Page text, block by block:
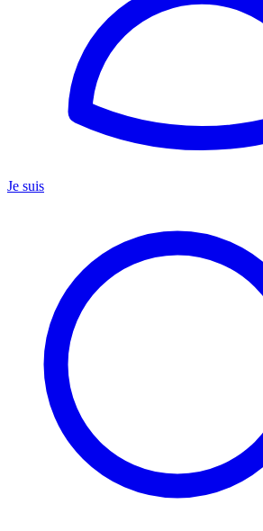
Je suis